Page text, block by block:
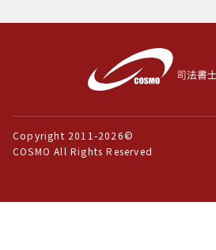
Copyright 2011-2026©
COSMO All Rights Reserved